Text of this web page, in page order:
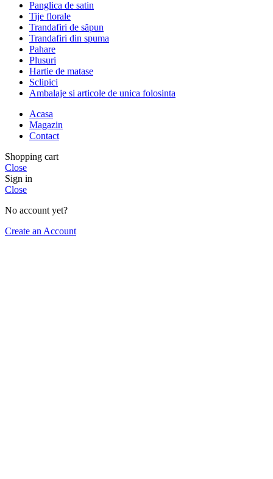
Panglica de satin
Tije florale
Trandafiri de săpun
Trandafiri din spuma
Pahare
Plusuri
Hartie de matase
Sclipici
Ambalaje si articole de unica folosinta
Acasa
Magazin
Contact
Shopping cart
Close
Sign in
Close
No account yet?
Create an Account